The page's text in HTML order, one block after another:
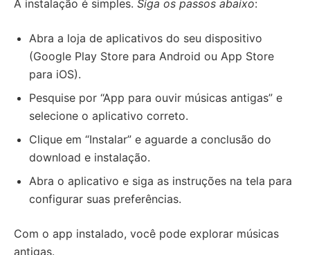
A instalação é simples. Siga os passos abaixo:
Abra a loja de aplicativos do seu dispositivo
(Google Play Store para Android ou App Store
para iOS).
Pesquise por “App para ouvir músicas antigas” e
selecione o aplicativo correto.
Clique em “Instalar” e aguarde a conclusão do
download e instalação.
Abra o aplicativo e siga as instruções na tela para
configurar suas preferências.
Com o app instalado, você pode explorar músicas
antigas.